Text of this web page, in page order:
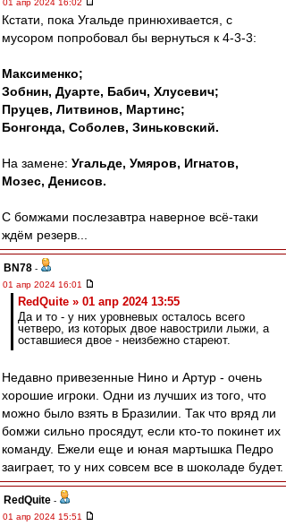
01 апр 2024 16:02
Кстати, пока Угальде принюхивается, с
мусором попробовал бы вернуться к 4-3-3:
Максименко;
Зобнин, Дуарте, Бабич, Хлусевич;
Пруцев, Литвинов, Мартинс;
Бонгонда, Соболев, Зиньковский.
На замене: Угальде, Умяров, Игнатов,
Мозес, Денисов.
С бомжами послезавтра наверное всё-таки
ждём резерв...
BN78 -
01 апр 2024 16:01
RedQuite » 01 апр 2024 13:55
Да и то - у них уровневых осталось всего
четверо, из которых двое навострили лыжи, а
оставшиеся двое - неизбежно стареют.
Недавно привезенные Нино и Артур - очень
хорошие игроки. Одни из лучших из того, что
можно было взять в Бразилии. Так что вряд ли
бомжи сильно просядут, если кто-то покинет их
команду. Ежели еще и юная мартышка Педро
заиграет, то у них совсем все в шоколаде будет.
RedQuite -
01 апр 2024 15:51